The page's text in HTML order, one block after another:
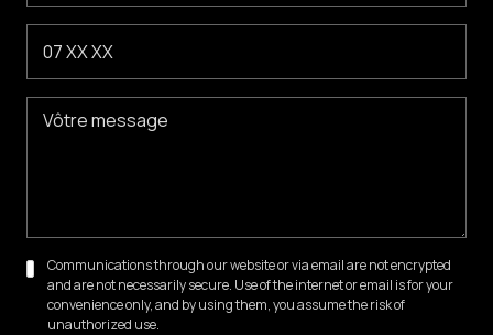
Communications through our website or via email are not encrypted
and are not necessarily secure. Use of the internet or email is for your
convenience only, and by using them, you assume the risk of
unauthorized use.